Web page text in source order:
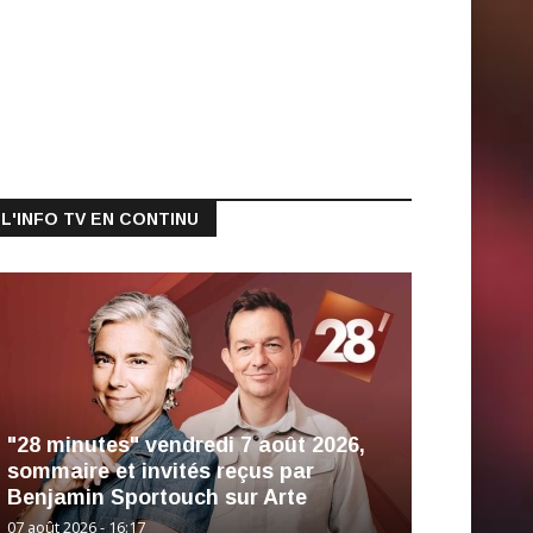
L'INFO TV EN CONTINU
"28 minutes" vendredi 7 août 2026,
sommaire et invités reçus par
Benjamin Sportouch sur Arte
07 août 2026 - 16:17